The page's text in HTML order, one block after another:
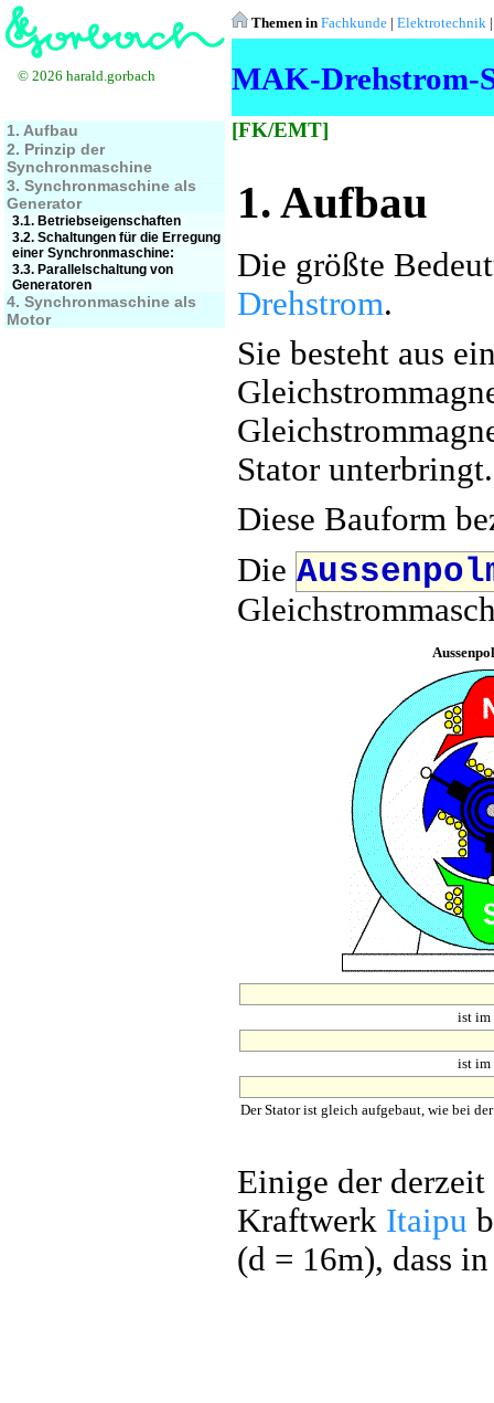
Themen in Fachkunde | Elektrotechnik
MAK-Drehstrom-
[FK/EMT]
© 2026 harald.gorbach
1. Aufbau
2. Prinzip der
Synchronmaschine
3. Synchronmaschine als
Generator
3.1. Betriebseigenschaften
3.2. Schaltungen für die Erregung
einer Synchronmaschine:
3.3. Parallelschaltung von
Generatoren
4. Synchronmaschine als
Motor
1. Aufbau
Die größte
Drehstrom.
Sie besteht aus
Stator unterbringt.
Diese Bauform
Die
ist im
ist im
Der Stator ist gleich aufgebaut, wie bei
Einige der
Kraftwerk Itaipu
(d = 16m), dass